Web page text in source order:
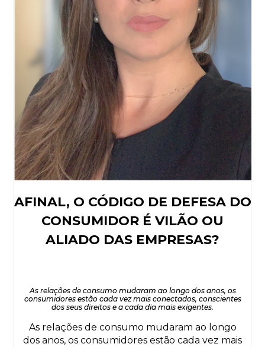
AFINAL, O CÓDIGO DE DEFESA DO
CONSUMIDOR É VILÃO OU
ALIADO DAS EMPRESAS?
As relações de consumo mudaram ao longo dos anos, os
consumidores estão cada vez mais conectados, conscientes
dos seus direitos e a cada dia mais exigentes.
As relações de consumo mudaram ao longo
dos anos, os consumidores estão cada vez mais